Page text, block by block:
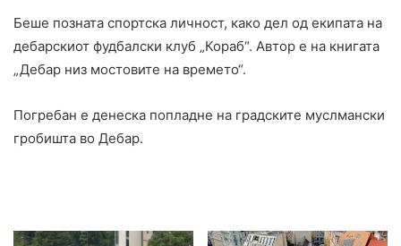
Беше позната спортска личност, како дел од екипата на
дебарскиот фудбалски клуб „Кораб“. Автор е на книгата
„Дебар низ мостовите на времето“.
Погребан е денеска попладне на градските муслмански
гробишта во Дебар.